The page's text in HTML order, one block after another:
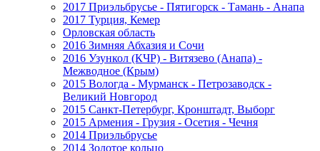
2017 Приэльбрусье - Пятигорск - Тамань - Анапа
2017 Турция, Кемер
Орловская область
2016 Зимняя Абхазия и Сочи
2016 Узункол (КЧР) - Витязево (Анапа) -
Межводное (Крым)
2015 Вологда - Мурманск - Петрозаводск -
Великий Новгород
2015 Санкт-Петербург, Кронштадт, Выборг
2015 Армения - Грузия - Осетия - Чечня
2014 Приэльбрусье
2014 Золотое кольцо